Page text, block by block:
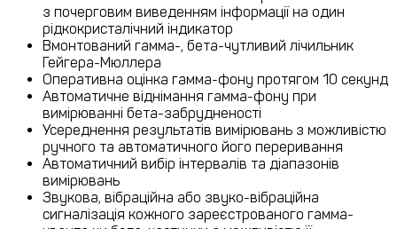
з почерговим виведенням інформації на один
рідкокристалічний індикатор
Вмонтований гамма-, бета-чутливий лічильник
Гейгера-Мюллера
Оперативна оцінка гамма-фону протягом 10 секунд
Автоматичне віднімання гамма-фону при
вимірюванні бета-забрудненості
Усереднення результатів вимірювань з можливістю
ручного та автоматичного його переривання
Автоматичний вибір інтервалів та діапазонів
вимірювань
Звукова, вібраційна або звуко-вібраційна
сигналізація кожного зареєстрованого гамма-